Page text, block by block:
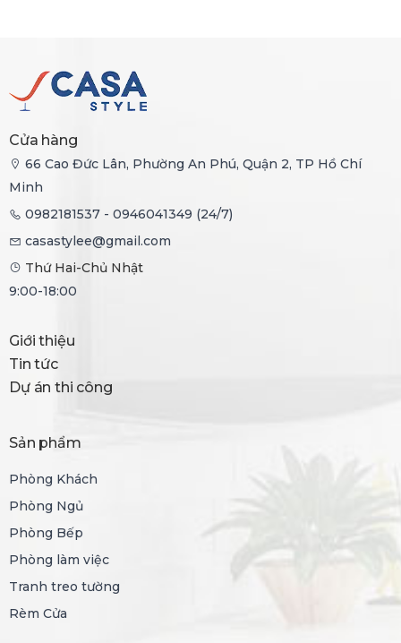
Cửa hàng
66 Cao Đức Lân, Phường An Phú, Quận 2, TP Hồ Chí
Minh
0982181537 - 0946041349 (24/7)
casastylee@gmail.com
Thứ Hai-Chủ Nhật
9:00-18:00
Giới thiệu
Tin tức
Dự án thi công
Sản phẩm
Phòng Khách
Phòng Ngủ
Phòng Bếp
Phòng làm việc
Tranh treo tường
Rèm Cửa